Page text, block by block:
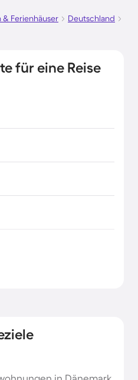
Ferienhäuser
Deutschland
für eine Reise